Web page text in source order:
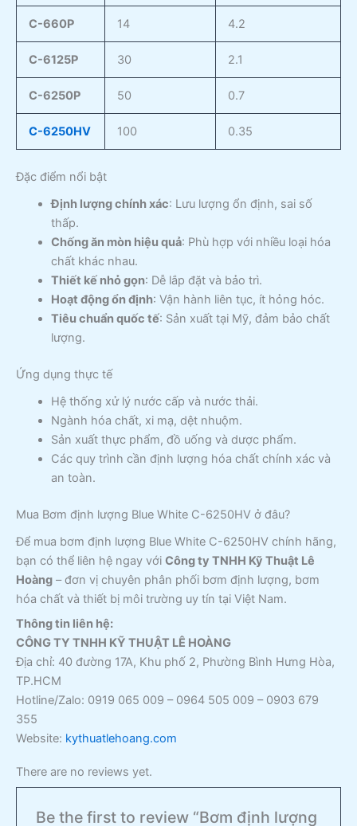
C-660P 14 4.2
C-6125P 30 2.1
C-6250P 50 0.7
C-6250HV 100 0.35
Đặc điểm nổi bật
Định lượng chính xác: Lưu lượng ổn định, sai số
thấp.
Chống ăn mòn hiệu quả: Phù hợp với nhiều loại hóa
chất khác nhau.
Thiết kế nhỏ gọn: Dễ lắp đặt và bảo trì.
Hoạt động ổn định: Vận hành liên tục, ít hỏng hóc.
Tiêu chuẩn quốc tế: Sản xuất tại Mỹ, đảm bảo chất
lượng.
Ứng dụng thực tế
Hệ thống xử lý nước cấp và nước thải.
Ngành hóa chất, xi mạ, dệt nhuộm.
Sản xuất thực phẩm, đồ uống và dược phẩm.
Các quy trình cần định lượng hóa chất chính xác và
an toàn.
Mua Bơm định lượng Blue White C-6250HV ở đâu?
Để mua bơm định lượng Blue White C-6250HV chính hãng,
bạn có thể liên hệ ngay với Công ty TNHH Kỹ Thuật Lê
Hoàng – đơn vị chuyên phân phối bơm định lượng, bơm
hóa chất và thiết bị môi trường uy tín tại Việt Nam.
Thông tin liên hệ:
CÔNG TY TNHH KỸ THUẬT LÊ HOÀNG
Địa chỉ: 40 đường 17A, Khu phố 2, Phường Bình Hưng Hòa,
TP.HCM
Hotline/Zalo: 0919 065 009 – 0964 505 009 – 0903 679
355
Website: kythuatlehoang.com
There are no reviews yet.
Be the first to review “Bơm định lượng